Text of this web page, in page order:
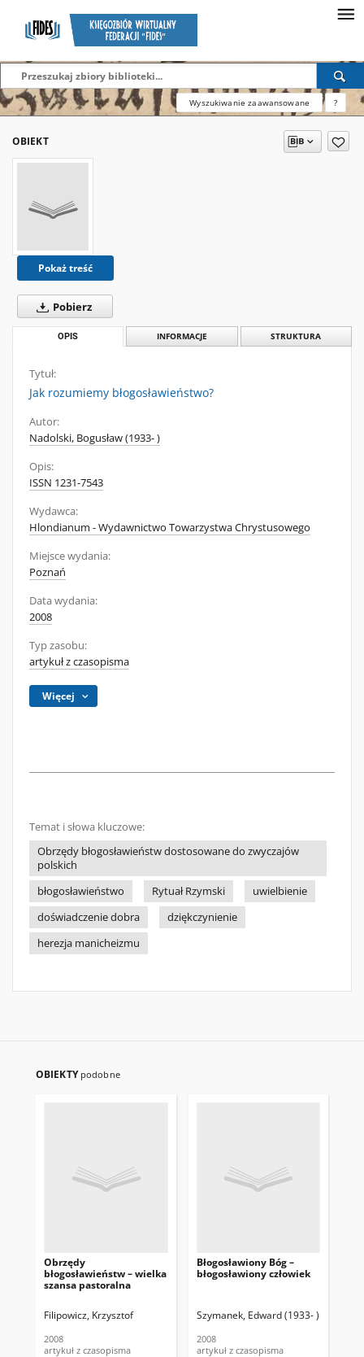
Wyszukiwanie zaawansowane ?
OBIEKT
Pokaż treść
Pobierz
OPIS INFORMACJE STRUKTURA
Tytuł:
Jak rozumiemy błogosławieństwo?
Autor:
Nadolski, Bogusław (1933- )
Opis:
ISSN 1231-7543
Wydawca:
Hlondianum - Wydawnictwo Towarzystwa Chrystusowego
Miejsce wydania:
Poznań
Data wydania:
2008
Typ zasobu:
artykuł z czasopisma
Więcej
Temat i słowa kluczowe:
Obrzędy błogosławieństw dostosowane do zwyczajów
polskich
błogosławieństwo
Rytuał Rzymski
uwielbienie
doświadczenie dobra
dziękczynienie
herezja manicheizmu
OBIEKTY podobne
Obrzędy
błogosławieństw – wielka
szansa pastoralna
Filipowicz, Krzysztof
2008
artykuł z czasopisma
Błogosławiony Bóg –
błogosławiony człowiek
Szymanek, Edward (1933- )
2008
artykuł z czasopisma